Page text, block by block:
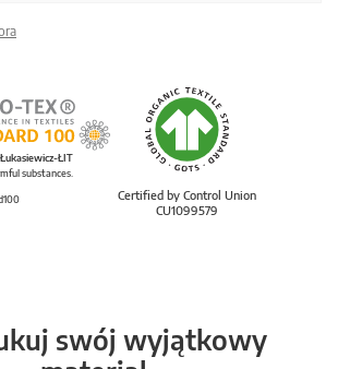
Certified by Control Union
CU1099579
ŁIT
substances.
swój wyjątkowy